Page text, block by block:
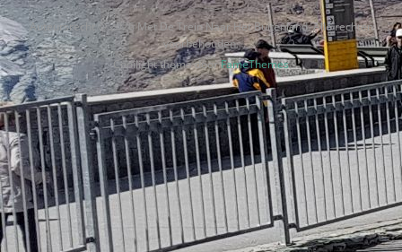
Auteursrecht © 2026 Met De Trein Naar Het Buitenland. Alle rechten
voorbehouden.
Codilight thema doorFameThemes